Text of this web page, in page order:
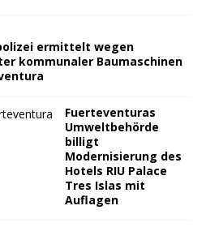
ermittelt wegen
kommunaler Baumaschinen
Fuerteventuras
Umweltbehörde
billigt
Modernisierung des
Hotels RIU Palace
Tres Islas mit
Auflagen